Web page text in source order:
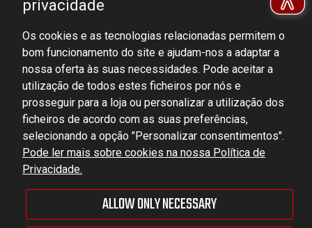
DOMINATOR GROUP Sp. z o.o.
Ludowa 59, 43-514 Kaniów, POLAND
VAT ID No.: 6521751083
dominator@dominator.pl
© Copyright 2022 | Dominator Group Sp. z o. o.
privacidade
Os cookies e as tecnologias relacionadas permitem o
bom funcionamento do site e ajudam-nos a adaptar a
nossa oferta às suas necessidades. Pode aceitar a
utilização de todos estes ficheiros por nós e
prosseguir para a loja ou personalizar a utilização dos
ficheiros de acordo com as suas preferências,
selecionando a opção "Personalizar consentimentos".
Pode ler mais sobre cookies na nossa Política de
Privacidade.
ALLOW ONLY NECESSARY